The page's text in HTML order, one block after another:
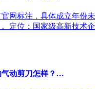
网标注，具体成立年份未
定位：国家级高新技术企
气动剪刀怎样？…